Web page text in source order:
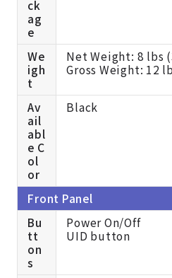
ck
ag
e
We
igh
t
Net Weight: 8 lbs
Gross Weight: 12
Av
ail
abl
e C
ol
or
Black
Front Panel
Bu
tt
on
s
Power On/Off
UID button